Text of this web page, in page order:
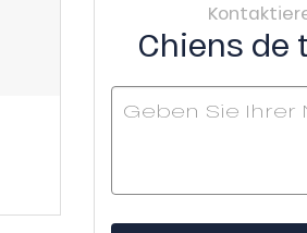
Chiens de